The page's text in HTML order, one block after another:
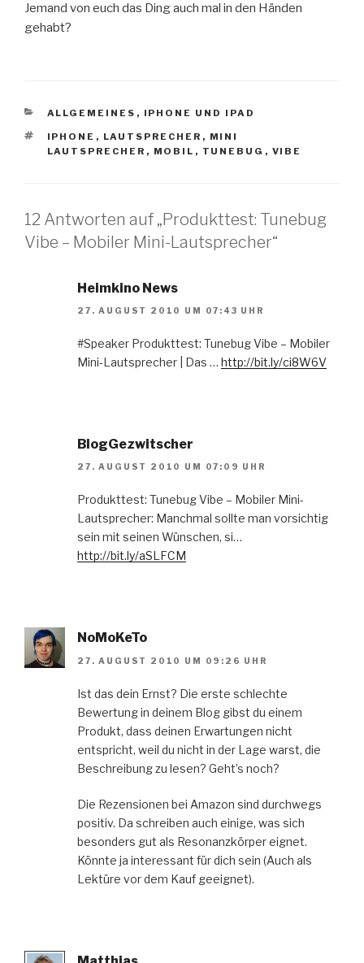
Jemand von euch das Ding auch mal in den Händen
gehabt?
KATEGORIEN
ALLGEMEINES , IPHONE UND IPAD
SCHLAGWÖRTER
IPHONE , LAUTSPRECHER , MINI
LAUTSPRECHER , MOBIL , TUNEBUG , VIBE
12 Antworten auf „Produkttest: Tunebug
Vibe – Mobiler Mini-Lautsprecher“
Heimkino News
27. AUGUST 2010 UM 07:43 UHR
#Speaker Produkttest: Tunebug Vibe – Mobiler
Mini-Lautsprecher | Das … http://bit.ly/ci8W6V
BlogGezwitscher
27. AUGUST 2010 UM 07:09 UHR
Produkttest: Tunebug Vibe – Mobiler Mini-
Lautsprecher: Manchmal sollte man vorsichtig
sein mit seinen Wünschen, si…
http://bit.ly/aSLFCM
NoMoKeTo
27. AUGUST 2010 UM 09:26 UHR
Ist das dein Ernst? Die erste schlechte
Bewertung in deinem Blog gibst du einem
Produkt, dass deinen Erwartungen nicht
entspricht, weil du nicht in der Lage warst, die
Beschreibung zu lesen? Geht’s noch?
Die Rezensionen bei Amazon sind durchwegs
positiv. Da schreiben auch einige, was sich
besonders gut als Resonanzkörper eignet.
Könnte ja interessant für dich sein (Auch als
Lektüre vor dem Kauf geeignet).